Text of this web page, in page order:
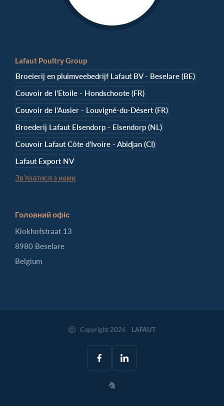
Lafaut Poultry Group
Broeierij en pluimveebedrijf Lafaut BV - Beselare (BE)
Couvoir de l'Etoile - Hondschoote (FR)
Couvoir de l'Ausier - Louvigné-du-Désert (FR)
Broederij Lafaut Elsendorp - Elsendorp (NL)
Couvoir Lafaut Côte d'Ivoire - Abidjan (CI)
Lafaut Export NV
Зв’язатися з нами
Головний офіс
Klokhofstraat 13
8980 Beselare
Belgium
Copyright 2026 LAFAUT